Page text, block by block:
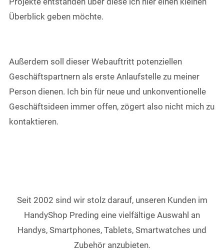
Überblick geben möchte.
Außerdem soll dieser Webauftritt potenziellen
Geschäftspartnern als erste Anlaufstelle zu meiner
Person dienen. Ich bin für neue und unkonventionelle
Geschäftsideen immer offen, zögert also nicht mich zu
kontaktieren.
Seit 2002 sind wir stolz darauf, unseren Kunden im
HandyShop Preding eine vielfältige Auswahl an
Handys, Smartphones, Tablets, Smartwatches und
Zubehör anzubieten.